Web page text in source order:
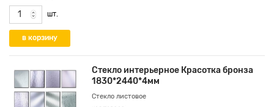
шт.
Стекло интерьерное Красотка бронза
1830*2440*4мм
Стекло листовое